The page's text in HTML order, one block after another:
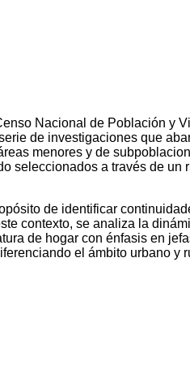
Nacional de Población y
de investigaciones que
menores y de
seleccionados a través de
de identificar
contexto, se analiza la
de hogar con énfasis en
el ámbito urbano